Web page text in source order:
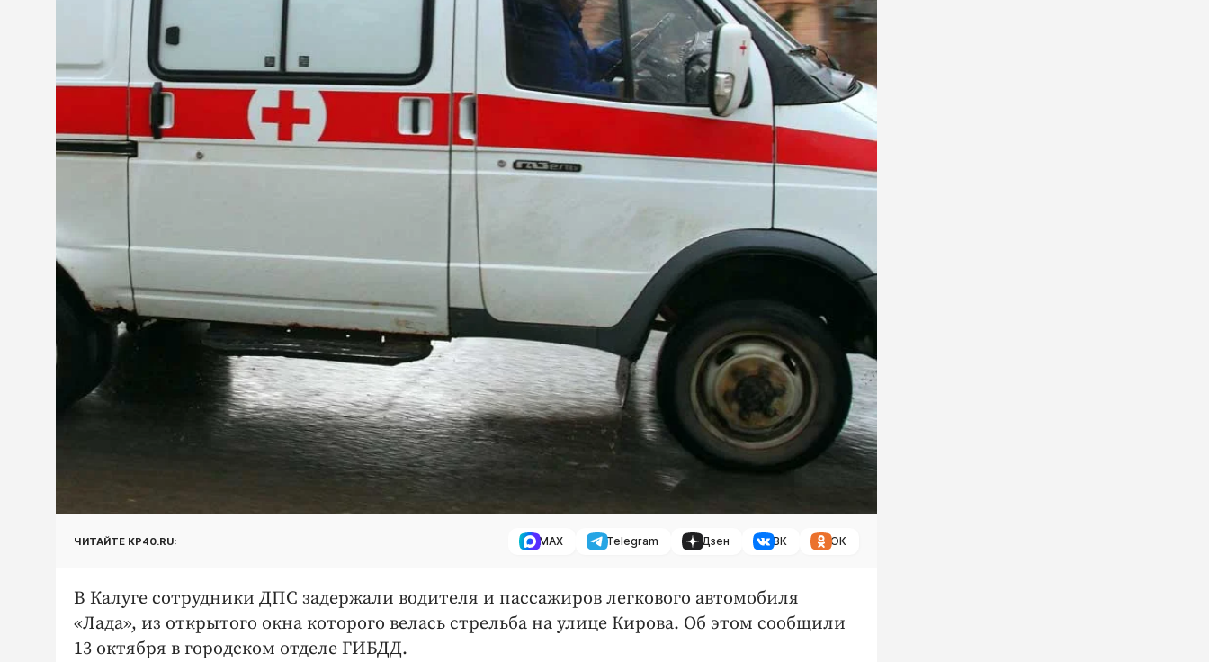
ЧИТАЙТЕ KP40.RU: MAX Telegram Дзен ВК ОК
В Калуге сотрудники ДПС задержали водителя и пассажиров легкового автомобиля
«Лада», из открытого окна которого велась стрельба на улице Кирова. Об этом сообщили
13 октября в городском отделе ГИБДД.